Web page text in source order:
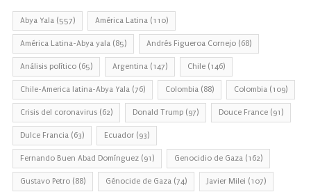
Abya Yala (557) América Latina (110)
América Latina-Abya yala (85) Andrés Figueroa Cornejo (68)
Análisis político (65) Argentina (147) Chile (146)
Chile-America latina-Abya Yala (76) Colombia (88) Colombia (109)
Crisis del coronavirus (62) Donald Trump (97) Douce France (91)
Dulce Francia (63) Ecuador (93)
Fernando Buen Abad Domínguez (91) Genocidio de Gaza (162)
Gustavo Petro (88) Génocide de Gaza (74) Javier Milei (107)